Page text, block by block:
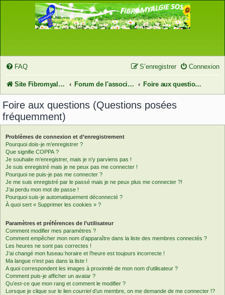
FAQ Connexion
S’enregistrer
Site FibromyalgieSOS Forum de l'association FibromyalgieSOS Foire aux questions (Questions posées fréquemment)
Foire aux questions (Questions posées
fréquemment)
Problèmes de connexion et d’enregistrement
Pourquoi dois-je m’enregistrer ?
Que signifie COPPA ?
Je souhaite m’enregistrer, mais je n’y parviens pas !
Je suis enregistré mais je ne peux pas me connecter !
Pourquoi ne puis-je pas me connecter ?
Je me suis enregistré par le passé mais je ne peux plus me connecter ?!
J’ai perdu mon mot de passe !
Pourquoi suis-je automatiquement déconnecté ?
À quoi sert « Supprimer les cookies » ?
Paramètres et préférences de l’utilisateur
Comment modifier mes paramètres ?
Comment empêcher mon nom d’apparaître dans la liste des membres connectés ?
Les heures ne sont pas correctes !
J’ai changé mon fuseau horaire et l’heure est toujours incorrecte !
Ma langue n’est pas dans la liste !
A quoi correspondent les images à proximité de mon nom d’utilisateur ?
Comment puis-je afficher un avatar ?
Qu’est-ce que mon rang et comment le modifier ?
Lorsque je clique sur le lien courrield’un membre, on me demande de me connecter !?